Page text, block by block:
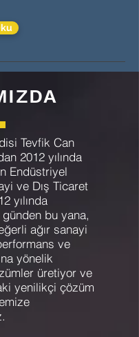
Tevfik Can
2012 yılında
Endüstriyel
ve Dış Ticaret
yılında
bu yana,
ağır sanayi
ve
yönelik
üretiyor ve
yenilikçi çözüm